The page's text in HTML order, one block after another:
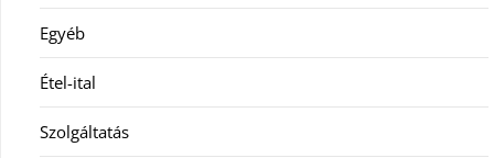
Egyéb
Étel-ital
Szolgáltatás